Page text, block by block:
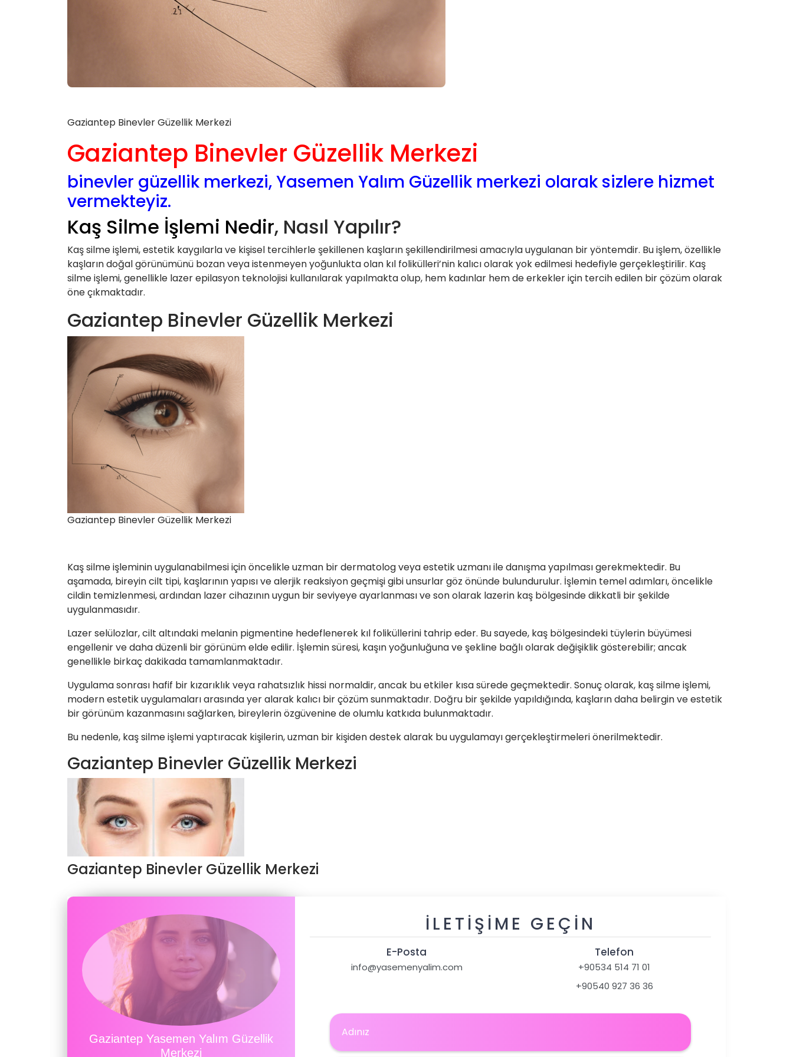
Gaziantep Binevler Güzellik Merkezi
Gaziantep Binevler Güzellik Merkezi
binevler güzellik merkezi, Yasemen Yalım Güzellik merkezi olarak sizlere hizmet
vermekteyiz.
Kaş Silme İşlemi Nedir, Nasıl Yapılır?
Kaş silme işlemi, estetik kaygılarla ve kişisel tercihlerle şekillenen kaşların şekillendirilmesi amacıyla uygulanan bir yöntemdir. Bu işlem, özellikle
kaşların doğal görünümünü bozan veya istenmeyen yoğunlukta olan kıl folikülleri’nin kalıcı olarak yok edilmesi hedefiyle gerçekleştirilir. Kaş
silme işlemi, genellikle lazer epilasyon teknolojisi kullanılarak yapılmakta olup, hem kadınlar hem de erkekler için tercih edilen bir çözüm olarak
öne çıkmaktadır.
Gaziantep Binevler Güzellik Merkezi
Gaziantep Binevler Güzellik Merkezi
Kaş silme işleminin uygulanabilmesi için öncelikle uzman bir dermatolog veya estetik uzmanı ile danışma yapılması gerekmektedir. Bu
aşamada, bireyin cilt tipi, kaşlarının yapısı ve alerjik reaksiyon geçmişi gibi unsurlar göz önünde bulundurulur. İşlemin temel adımları, öncelikle
cildin temizlenmesi, ardından lazer cihazının uygun bir seviyeye ayarlanması ve son olarak lazerin kaş bölgesinde dikkatli bir şekilde
uygulanmasıdır.
Lazer selülozlar, cilt altındaki melanin pigmentine hedeflenerek kıl foliküllerini tahrip eder. Bu sayede, kaş bölgesindeki tüylerin büyümesi
engellenir ve daha düzenli bir görünüm elde edilir. İşlemin süresi, kaşın yoğunluğuna ve şekline bağlı olarak değişiklik gösterebilir; ancak
genellikle birkaç dakikada tamamlanmaktadır.
Uygulama sonrası hafif bir kızarıklık veya rahatsızlık hissi normaldir, ancak bu etkiler kısa sürede geçmektedir. Sonuç olarak, kaş silme işlemi,
modern estetik uygulamaları arasında yer alarak kalıcı bir çözüm sunmaktadır. Doğru bir şekilde yapıldığında, kaşların daha belirgin ve estetik
bir görünüm kazanmasını sağlarken, bireylerin özgüvenine de olumlu katkıda bulunmaktadır.
Bu nedenle, kaş silme işlemi yaptıracak kişilerin, uzman bir kişiden destek alarak bu uygulamayı gerçekleştirmeleri önerilmektedir.
Gaziantep Binevler Güzellik Merkezi
Gaziantep Binevler Güzellik Merkezi
Gaziantep Yasemen Yalım Güzellik
Merkezi
İLETIŞIME GEÇIN
E-Posta
info@yasemenyalim.com
Telefon
+90534 514 71 01
+90540 927 36 36